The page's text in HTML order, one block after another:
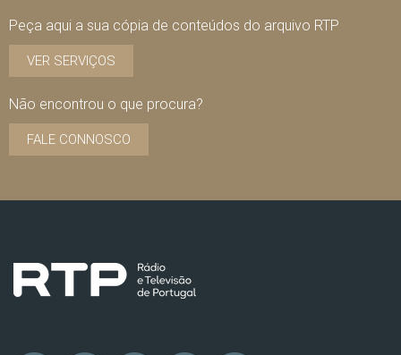
Peça aqui a sua cópia de conteúdos do arquivo RTP
VER SERVIÇOS
Não encontrou o que procura?
FALE CONNOSCO